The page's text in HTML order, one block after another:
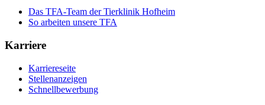
Das TFA-Team der Tierklinik Hofheim
So arbeiten unsere TFA
Karriere
Karriereseite
Stellenanzeigen
Schnellbewerbung